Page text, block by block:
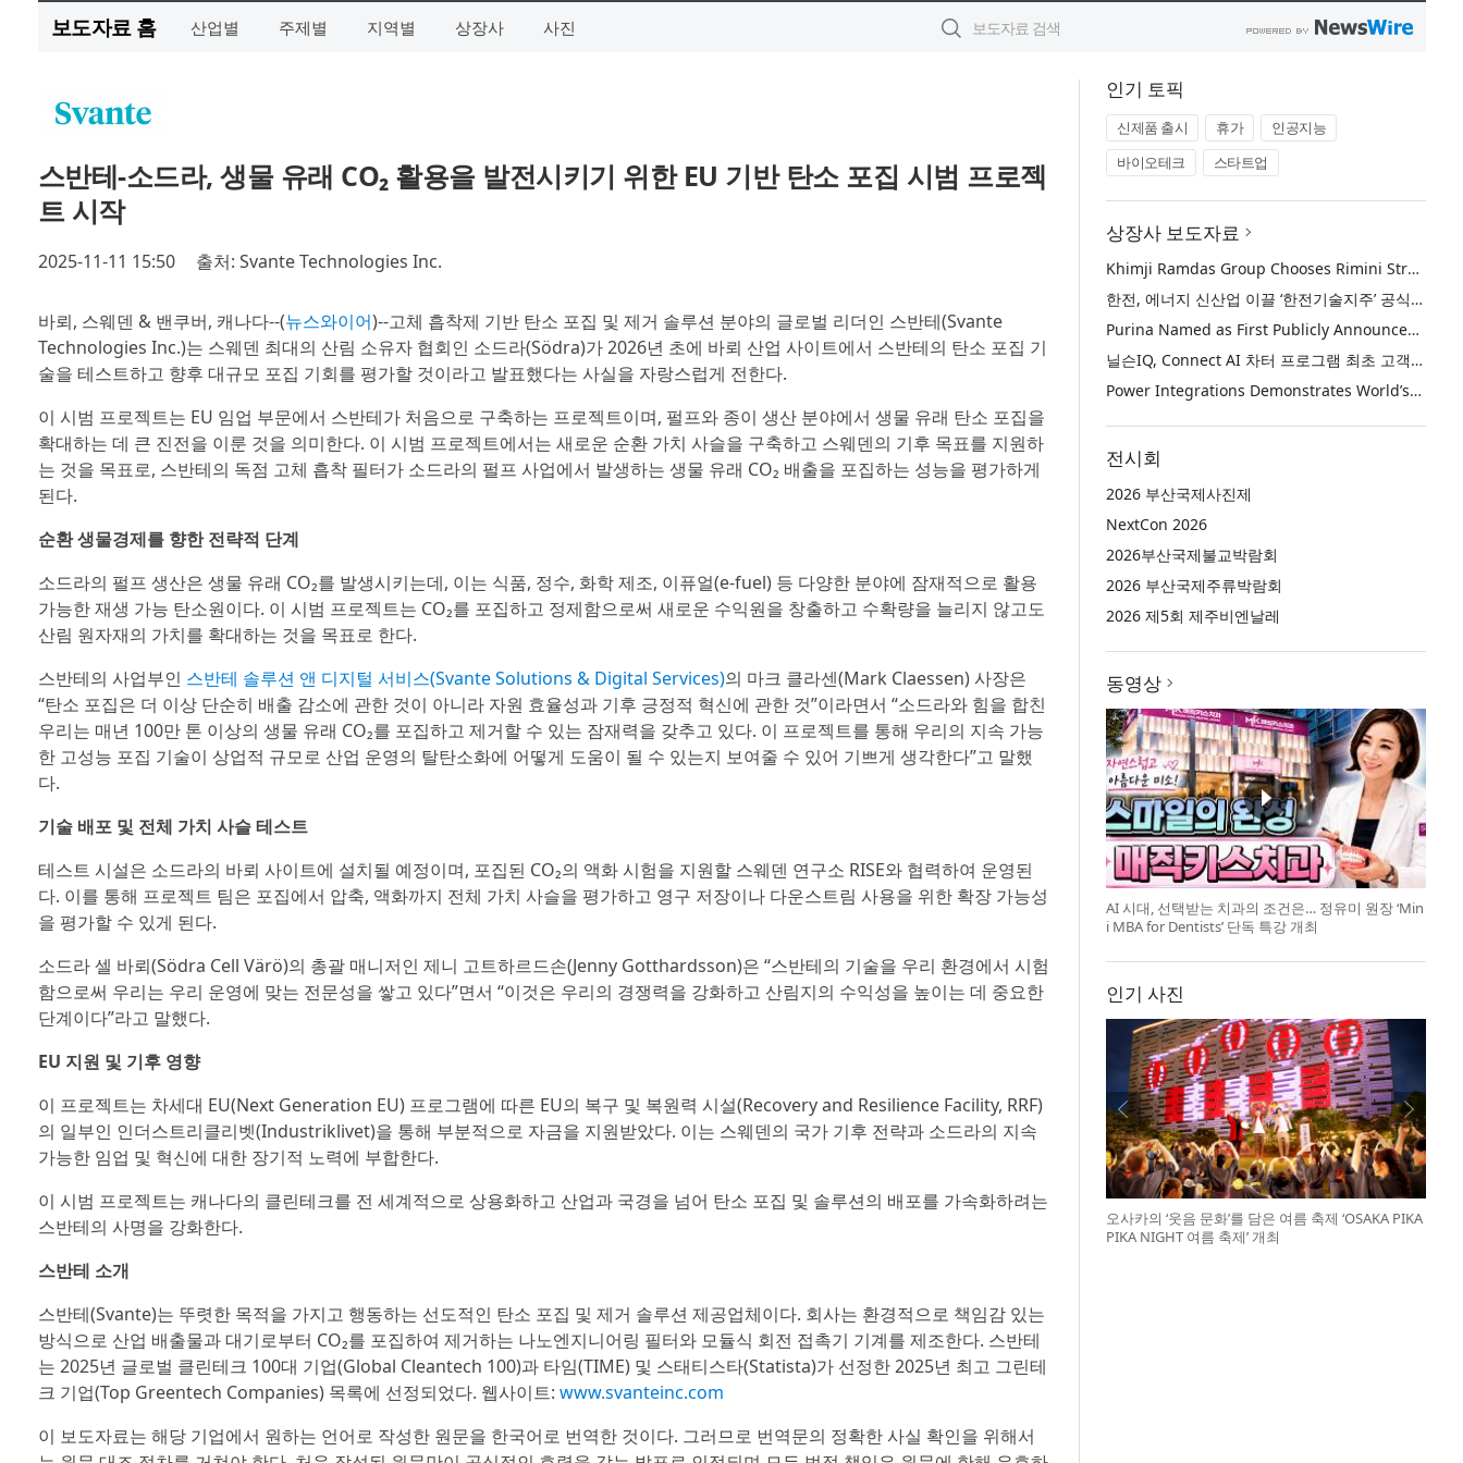
보도자료 홈 산업별 주제별 지역별 상장사 사진
스반테-소드라, 생물 유래 CO₂ 활용을 발전시키기 위한 EU 기반 탄소 포집 시범 프로젝
트 시작
2025-11-11 15:50 출처: Svante Technologies Inc.
바뢰, 스웨덴 & 밴쿠버, 캐나다--(뉴스와이어)--고체 흡착제 기반 탄소 포집 및 제거 솔루션 분야의 글로벌 리더인 스반테(Svante
Technologies Inc.)는 스웨덴 최대의 산림 소유자 협회인 소드라(Södra)가 2026년 초에 바뢰 산업 사이트에서 스반테의 탄소 포집 기
술을 테스트하고 향후 대규모 포집 기회를 평가할 것이라고 발표했다는 사실을 자랑스럽게 전한다.
이 시범 프로젝트는 EU 임업 부문에서 스반테가 처음으로 구축하는 프로젝트이며, 펄프와 종이 생산 분야에서 생물 유래 탄소 포집을
확대하는 데 큰 진전을 이룬 것을 의미한다. 이 시범 프로젝트에서는 새로운 순환 가치 사슬을 구축하고 스웨덴의 기후 목표를 지원하
는 것을 목표로, 스반테의 독점 고체 흡착 필터가 소드라의 펄프 사업에서 발생하는 생물 유래 CO₂ 배출을 포집하는 성능을 평가하게
된다.
순환 생물경제를 향한 전략적 단계
소드라의 펄프 생산은 생물 유래 CO₂를 발생시키는데, 이는 식품, 정수, 화학 제조, 이퓨얼(e-fuel) 등 다양한 분야에 잠재적으로 활용
가능한 재생 가능 탄소원이다. 이 시범 프로젝트는 CO₂를 포집하고 정제함으로써 새로운 수익원을 창출하고 수확량을 늘리지 않고도
산림 원자재의 가치를 확대하는 것을 목표로 한다.
스반테의 사업부인 스반테 솔루션 앤 디지털 서비스(Svante Solutions & Digital Services)의 마크 클라센(Mark Claessen) 사장은
“탄소 포집은 더 이상 단순히 배출 감소에 관한 것이 아니라 자원 효율성과 기후 긍정적 혁신에 관한 것”이라면서 “소드라와 힘을 합친
우리는 매년 100만 톤 이상의 생물 유래 CO₂를 포집하고 제거할 수 있는 잠재력을 갖추고 있다. 이 프로젝트를 통해 우리의 지속 가능
한 고성능 포집 기술이 상업적 규모로 산업 운영의 탈탄소화에 어떻게 도움이 될 수 있는지 보여줄 수 있어 기쁘게 생각한다”고 말했
다.
기술 배포 및 전체 가치 사슬 테스트
테스트 시설은 소드라의 바뢰 사이트에 설치될 예정이며, 포집된 CO₂의 액화 시험을 지원할 스웨덴 연구소 RISE와 협력하여 운영된
다. 이를 통해 프로젝트 팀은 포집에서 압축, 액화까지 전체 가치 사슬을 평가하고 영구 저장이나 다운스트림 사용을 위한 확장 가능성
을 평가할 수 있게 된다.
소드라 셀 바뢰(Södra Cell Värö)의 총괄 매니저인 제니 고트하르드손(Jenny Gotthardsson)은 “스반테의 기술을 우리 환경에서 시험
함으로써 우리는 우리 운영에 맞는 전문성을 쌓고 있다”면서 “이것은 우리의 경쟁력을 강화하고 산림지의 수익성을 높이는 데 중요한
단계이다”라고 말했다.
EU 지원 및 기후 영향
이 프로젝트는 차세대 EU(Next Generation EU) 프로그램에 따른 EU의 복구 및 복원력 시설(Recovery and Resilience Facility, RRF)
의 일부인 인더스트리클리벳(Industriklivet)을 통해 부분적으로 자금을 지원받았다. 이는 스웨덴의 국가 기후 전략과 소드라의 지속
가능한 임업 및 혁신에 대한 장기적 노력에 부합한다.
이 시범 프로젝트는 캐나다의 클린테크를 전 세계적으로 상용화하고 산업과 국경을 넘어 탄소 포집 및 솔루션의 배포를 가속화하려는
스반테의 사명을 강화한다.
스반테 소개
스반테(Svante)는 뚜렷한 목적을 가지고 행동하는 선도적인 탄소 포집 및 제거 솔루션 제공업체이다. 회사는 환경적으로 책임감 있는
방식으로 산업 배출물과 대기로부터 CO₂를 포집하여 제거하는 나노엔지니어링 필터와 모듈식 회전 접촉기 기계를 제조한다. 스반테
는 2025년 글로벌 클린테크 100대 기업(Global Cleantech 100)과 타임(TIME) 및 스태티스타(Statista)가 선정한 2025년 최고 그린테
크 기업(Top Greentech Companies) 목록에 선정되었다. 웹사이트: www.svanteinc.com
이 보도자료는 해당 기업에서 원하는 언어로 작성한 원문을 한국어로 번역한 것이다. 그러므로 번역문의 정확한 사실 확인을 위해서
인기 토픽
신제품 출시 휴가
인공지능
바이오테크
스타트업
상장사 보도자료
Khimji Ramdas Group Chooses Rimini Street to Reduce SAP Support Costs, Protect 700+ Customizations and Reinvest Savings in Innovation
한전, 에너지 신산업 이끌 ‘한전기술지주’ 공식 출범
Purina Named as First Publicly Announced NIQ ConnectAI Charter Client
닐슨IQ, Connect AI 차터 프로그램 최초 고객사 ‘퓨리나’ 선정
Power Integrations Demonstrates World’s First 2200 V GaN Technology for Next-Era High-Voltage Power Systems
전시회
2026 부산국제사진제
NextCon 2026
2026부산국제불교박람회
2026 부산국제주류박람회
2026 제5회 제주비엔날레
동영상
AI 시대, 선택받는 치과의 조건은… 정유미 원장 ‘Min
i MBA for Dentists’ 단독 특강 개최
인기 사진
오사카의 ‘웃음 문화’를 담은 여름 축제 ‘OSAKA PIKA
PIKA NIGHT 여름 축제’ 개최